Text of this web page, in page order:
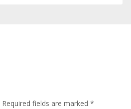
Required fields are marked*